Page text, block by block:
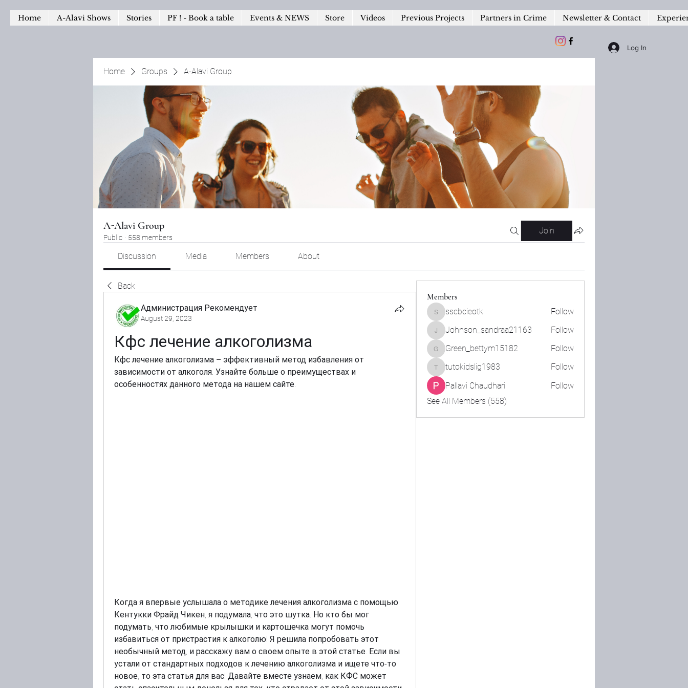
Home A-Alavi Shows Stories PF ! - Book a table Events & NEWS Store Videos Previous Projects Partners in Crime Newsletter & Contact
Log In
Home Groups A-Alavi Group
A-Alavi Group
Public · 558 members
Join
Discussion Media Members About
Back
Администрация Рекомендует
August 29, 2023
Кфс лечение алкоголизма
Кфс лечение алкоголизма – эффективный метод избавления от
зависимости от алкоголя. Узнайте больше о преимуществах и
особенностях данного метода на нашем сайте.
Когда я впервые услышала о методике лечения алкоголизма с помощью
Кентукки Фрайд Чикен, я подумала, что это шутка. Но кто бы мог
подумать, что любимые крылышки и картошечка могут помочь
избавиться от пристрастия к алкоголю! Я решила попробовать этот
необычный метод, и расскажу вам о своем опыте в этой статье. Если вы
устали от стандартных подходов к лечению алкоголизма и ищете что-то
новое, то эта статья для вас! Давайте вместе узнаем, как КФС может
Members
sscbcieotk
sscbcieotk Follow
Johnson_sandraa21163
Johnson_sandraa21163 Follow
Green_bettym15182
Green_bettym15182 Follow
tutokidslig1983
tutokidslig1983
Follow
Pallavi Chaudhari
Follow
See All Members (558)